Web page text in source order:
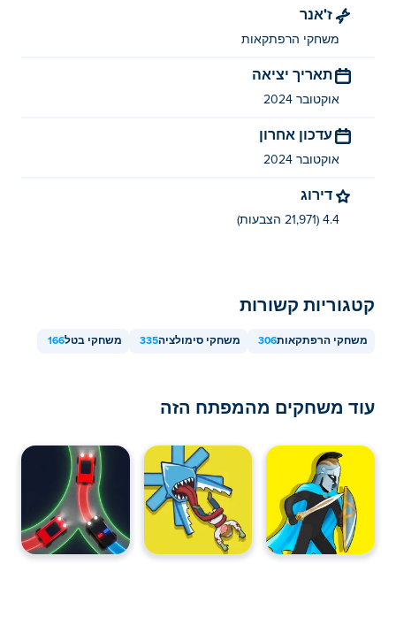
איך אני יכול לשחק ב-Mine Line בחינם?
אתה יכול לשחק ב-Mine Line בחינם ב-Poki.
ניידים ובשולחן העבודה?
טלפונים וטאבלטים.
ז'אנר
משחקי הרפתקאות
תאריך יציאה
אוקטובר 2024
עדכון אחרון
אוקטובר 2024
דירוג
4.4 (21,971 הצבעות)
קטגוריות קשורות
משחקי הרפתקאות306 משחקי סימולציה335 משחקי בטל166
עוד משחקים מהמפתח הזה